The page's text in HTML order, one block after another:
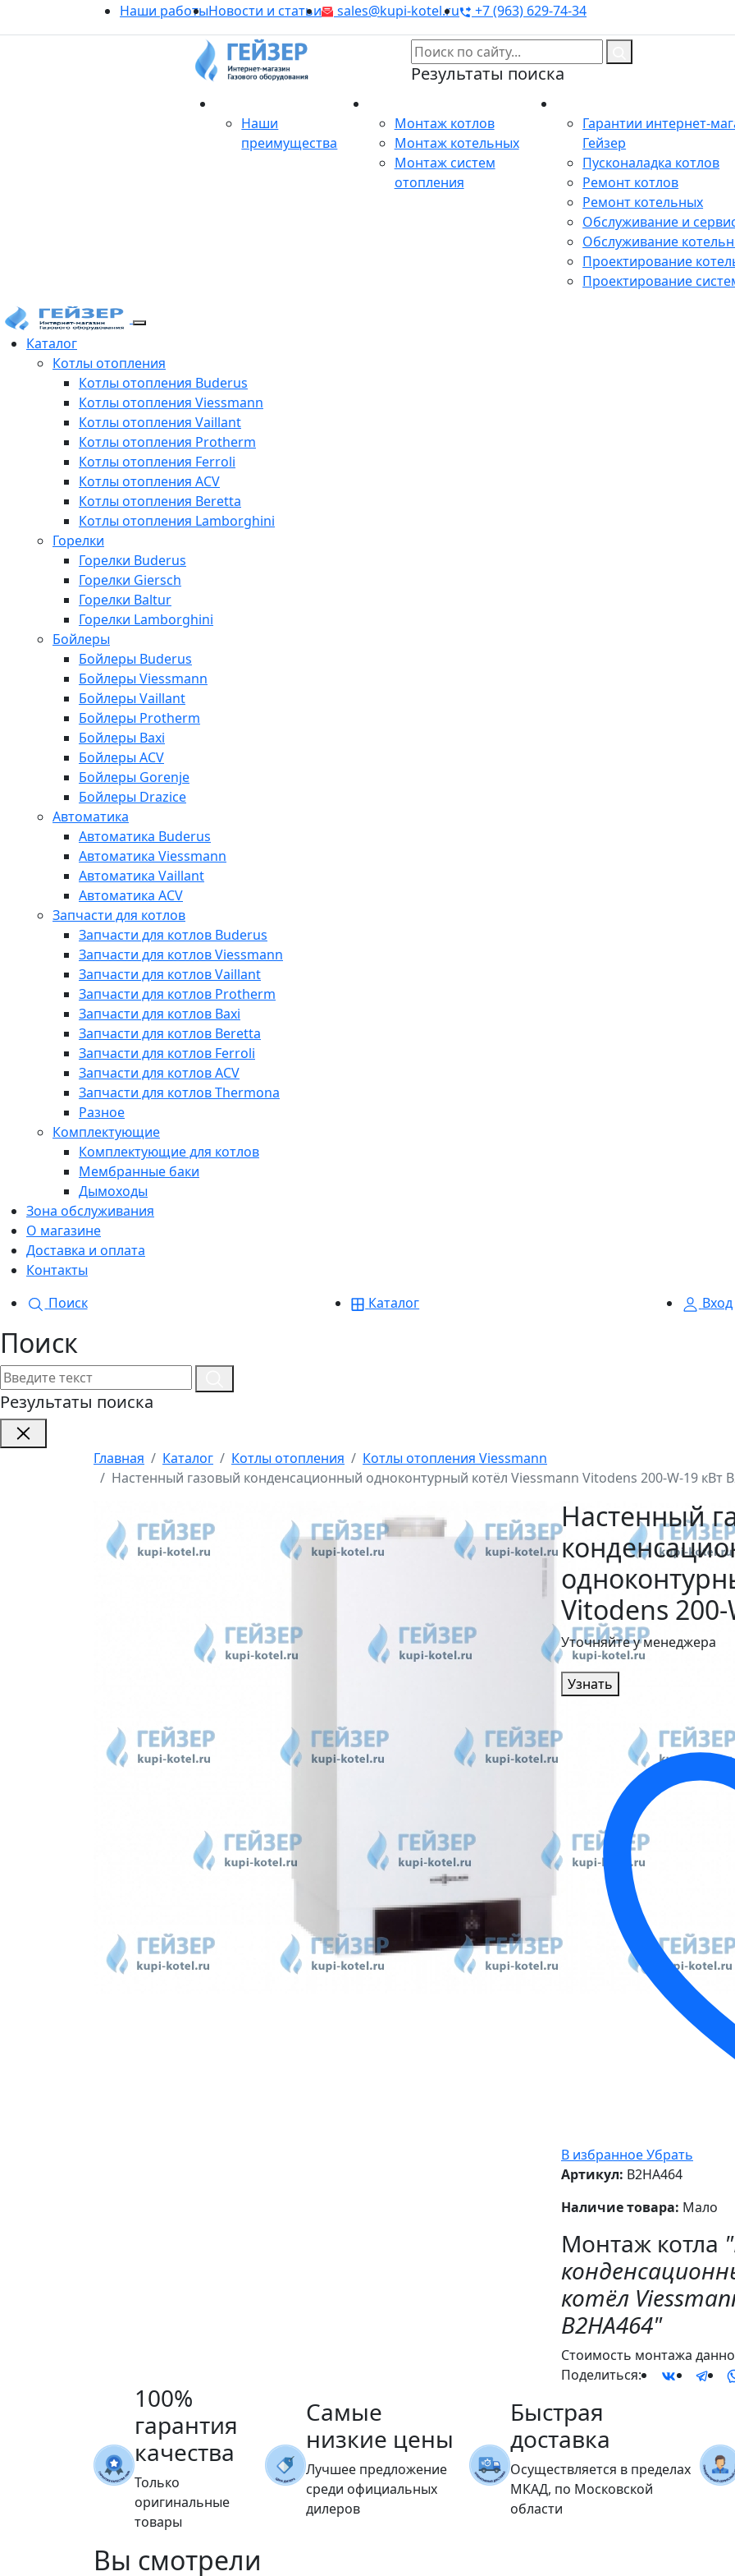
Наши работыНовости и статьи sales@kupi-kotel.ru +7 (963) 629-74-34
Результаты поиска
Наши
преимущества
Монтаж котлов
Монтаж котельных
Монтаж систем
отопления
Гарантии интернет-
Гейзер
Пусконаладка котлов
Ремонт котлов
Ремонт котельных
Обслуживание и
Обслуживание
Проектирование
Проектирование
Каталог
Котлы отопления
Котлы отопления Buderus
Котлы отопления Viessmann
Котлы отопления Vaillant
Котлы отопления Protherm
Котлы отопления Ferroli
Котлы отопления ACV
Котлы отопления Beretta
Котлы отопления Lamborghini
Горелки
Горелки Buderus
Горелки Giersch
Горелки Baltur
Горелки Lamborghini
Бойлеры
Бойлеры Buderus
Бойлеры Viessmann
Бойлеры Vaillant
Бойлеры Protherm
Бойлеры Baxi
Бойлеры ACV
Бойлеры Gorenje
Бойлеры Drazice
Автоматика
Автоматика Buderus
Автоматика Viessmann
Автоматика Vaillant
Автоматика ACV
Запчасти для котлов
Запчасти для котлов Buderus
Запчасти для котлов Viessmann
Запчасти для котлов Vaillant
Запчасти для котлов Protherm
Запчасти для котлов Baxi
Запчасти для котлов Beretta
Запчасти для котлов Ferroli
Запчасти для котлов ACV
Запчасти для котлов Thermona
Разное
Комплектующие
Комплектующие для котлов
Мембранные баки
Дымоходы
Зона обслуживания
О магазине
Доставка и оплата
Контакты
Поиск
Каталог Вход
Поиск
Результаты поиска
Главная Каталог Котлы отопления
Котлы отопления Viessmann
Настенный газовый конденсационный одноконтурный котёл Viessmann Vitodens 200-W-19 кВт
Настенный
Vitodens 200-
Уточняйте у менеджера
Узнать
В избранноеУбрать
Артикул: B2HA464
Наличие товара: Мало
Монтаж котла
котёл
B2HA464"
Стоимость монтажа
Поделиться:
100%
гарантия
качества
Только
оригинальные
товары
Самые
низкие цены
Лучшее предложение
среди официальных
дилеров
Быстрая
доставка
Осуществляется в пределах
МКАД, по Московской
области
Вы смотрели